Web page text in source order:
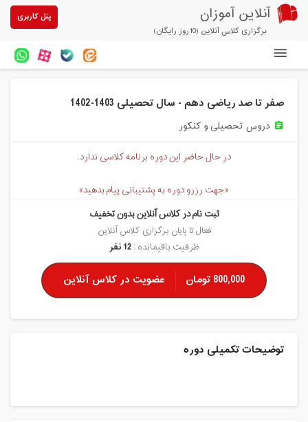
آنلاین آموزان
برگزاری کلاس آنلاین (10روز رایگان)
پنل کاربری
آزمون های آنلاین
خرید سرویس کلاس آنلاین
پیشنهادهای ویژه
تخفیفهای مشارکتی
درباره ما
صفر تا صد ریاضی دهم - سال تحصیلی 1403-1402
assignment دروس تحصیلی و کنکور
در حال حاضر این دوره برنامه کلاسی ندارد.
«جهت رزرو دوره به پشتیبانی پیام بدهید»
ثبت نام در کلاس آنلاین بدون تخفیف
فعال تا پایان برگزاری کلاس آنلاین
ظرفیت باقیمانده :12 نفر
800,000 تومان عضویت در کلاس آنلاین
توضیحات تکمیلی دوره